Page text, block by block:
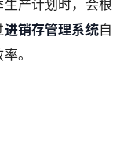
产计划时，会根
进销存管理系统自
。